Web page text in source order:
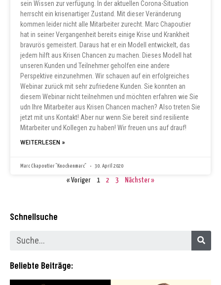
sein Wissen zur verfügung. In der aktuellen Corona-Situation
herrscht ein krisenartiger Zustand. Mit dieser Veränderung
kommen leider nicht alle Mitarbeiter zurecht. Marc Chapoutier
hat in seiner Vergangenheit bereits einige Krise und Krankheit
bravurös gemeistert. Daraus hat er ein Modell entwickelt, das
jedem hilft aus Krisen Chancen zu machen. Dieses Modell hat
unseren Kunden und Teilnehmer geholfen eine andere
Perspektive einzunehmen. Wir schauen auf ein erfolgreiches
Webinar zurück mit sehr zufriedene Kunden. Sie konnten an
diesem Webinar nicht teilnehmen und möchten erfahren wie Sie
udn Ihre Mitarbeiter aus Krisen Chancen machen? Also treten Sie
jetzt mit uns Kontakt! Aber nur wenn Sie bereit sind resiliente
Mitarbeiter und Kollegen zu haben! Wir freuen uns auf drauf!
WEITERLESEN »
Marc Chapoutier "Knochenmarc" 30. April 2020
« Voriger 1 2 3 Nächster »
Schnellsuche
Beliebte Beiträge: